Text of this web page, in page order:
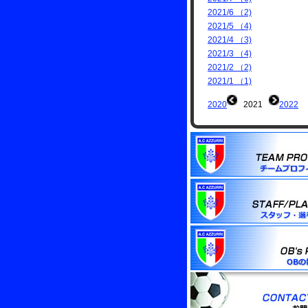
2021/6 （2)
2021/5 （4)
2021/4 （3)
2021/3 （4)
2021/2 （2)
2021/1 （1)
2020 2021 2022